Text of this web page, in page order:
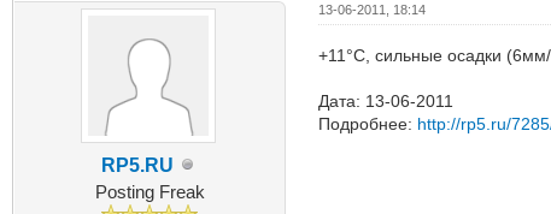
RP5.RU
Posting Freak
13-06-2011, 18:14
+11°C, сильные осадки
Дата: 13-06-2011
Подробнее: http://rp5.ru/